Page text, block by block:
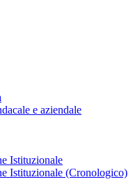
e aziendale
Istituzionale
Istituzionale (Cronologico)